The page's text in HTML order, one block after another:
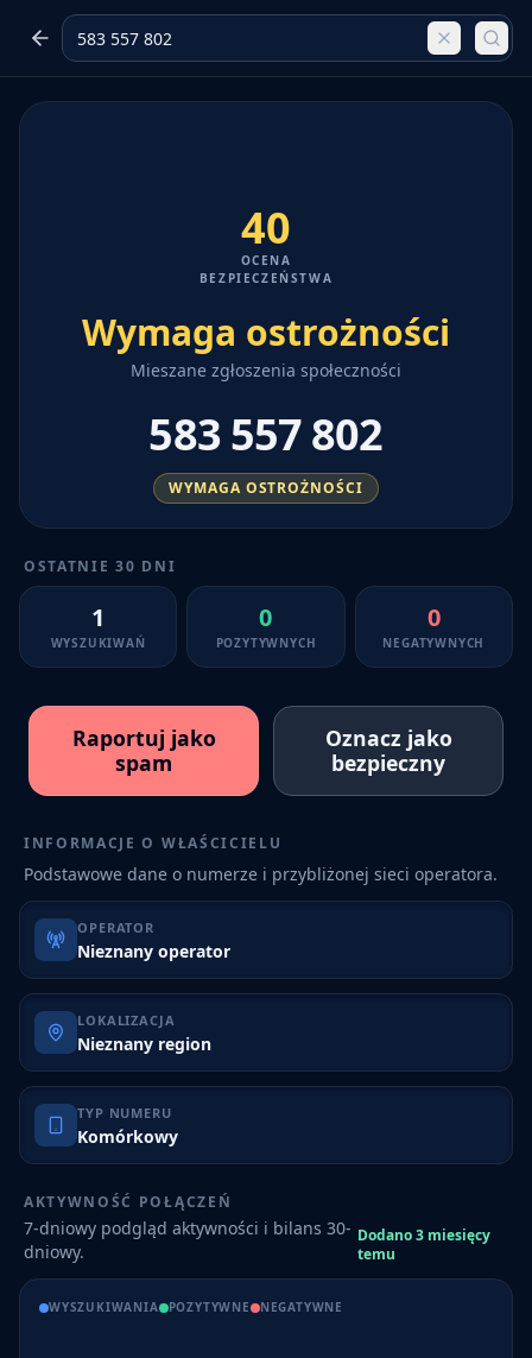
40
OCENA
BEZPIECZEŃSTWA
Wymaga ostrożności
Mieszane zgłoszenia społeczności
583 557 802
WYMAGA OSTROŻNOŚCI
OSTATNIE 30 DNI
1
WYSZUKIWAŃ
0
POZYTYWNYCH
0
NEGATYWNYCH
Raportuj jako
spam
Oznacz jako
bezpieczny
INFORMACJE O WŁAŚCICIELU
Podstawowe dane o numerze i przybliżonej sieci operatora.
OPERATOR
Nieznany operator
LOKALIZACJA
Nieznany region
TYP NUMERU
Komórkowy
AKTYWNOŚĆ POŁĄCZEŃ
7-dniowy podgląd aktywności i bilans 30-
dniowy.
Dodano 3 miesięcy
temu
WYSZUKIWANIA POZYTYWNE NEGATYWNE